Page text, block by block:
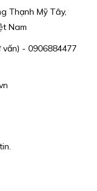
Thạnh Mỹ Tây,
Nam
- 0906884477